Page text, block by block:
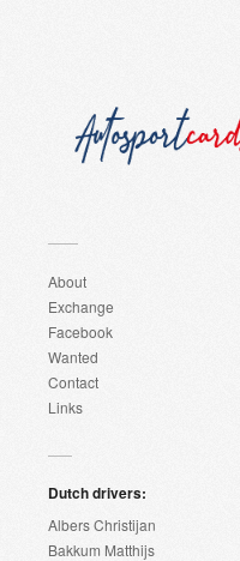
About
Exchange
Facebook
Wanted
Contact
Links
Dutch drivers:
Albers Christijan
Bakkum Matthijs